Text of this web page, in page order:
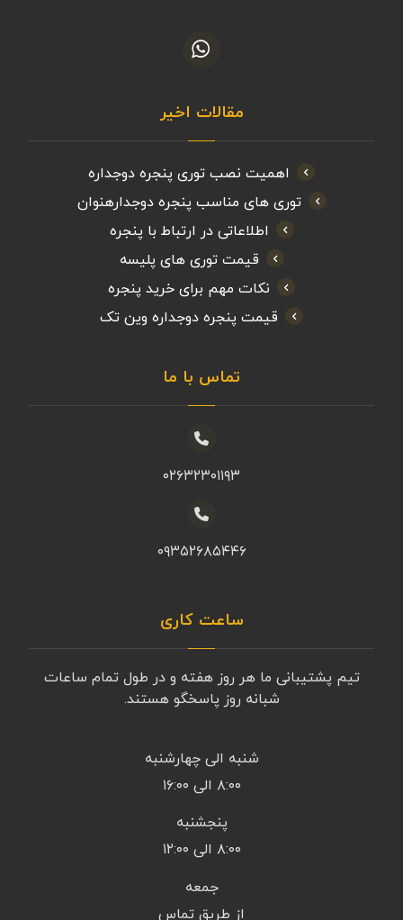
مقالات اخیر
اهمیت نصب توری پنجره دوجداره
توری های مناسب پنجره دوجدارهنوان
اطلاعاتی در ارتباط با پنجره
قیمت توری های پلیسه
نکات مهم برای خرید پنجره
قیمت پنجره دوجداره وین تک
تماس با ما
۰۲۶۳۲۳۰۱۱۹۳
۰۹۳۵۲۶۸۵۴۴۶
ساعت کاری
تیم پشتیبانی ما هر روز هفته و در طول تمام ساعات
شبانه روز پاسخگو هستند.
شنبه الی چهارشنبه
۸:۰۰ الی ۱۶:۰۰
پنجشنبه
۸:۰۰ الی ۱۲:۰۰
جمعه
از طریق تماس